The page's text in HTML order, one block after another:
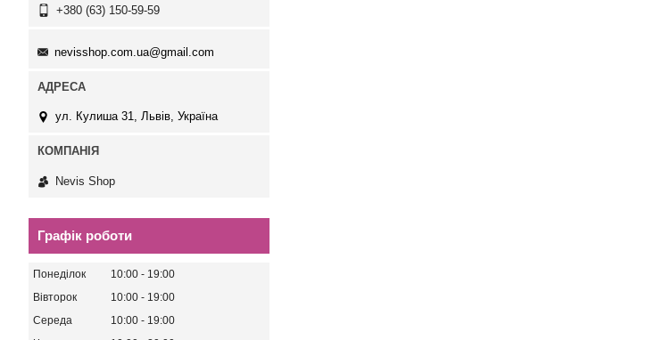
+380 (63) 150-59-59
nevisshop.com.ua@gmail.com
ул. Кулиша 31, Львів, Україна
Nevis Shop
Графік роботи
Понеділок 10:00
19:00
Вівторок
10:00
19:00
Середа
10:00
19:00